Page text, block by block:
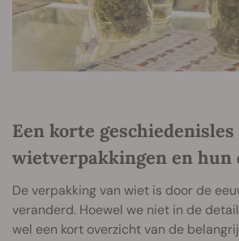
Een korte
wietverpakkingen en hun
De verpakking van wiet is door de
veranderd. Hoewel we niet in de
wel een kort overzicht van de